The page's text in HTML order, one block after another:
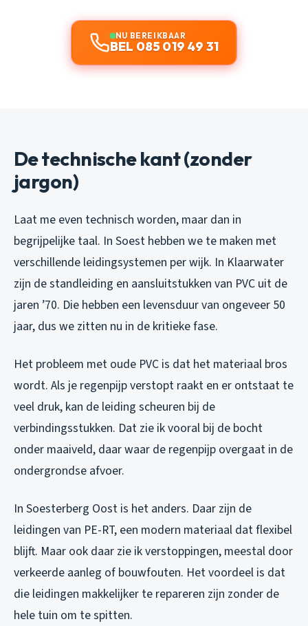
NU BEREIKBAAR
BEL 085 019 49 31
De technische kant (zonder
jargon)
Laat me even technisch worden, maar dan in
begrijpelijke taal. In Soest hebben we te maken met
verschillende leidingsystemen per wijk. In Klaarwater
zijn de standleiding en aansluitstukken van PVC uit de
jaren ’70. Die hebben een levensduur van ongeveer 50
jaar, dus we zitten nu in de kritieke fase.
Het probleem met oude PVC is dat het materiaal bros
wordt. Als je regenpijp verstopt raakt en er ontstaat te
veel druk, kan de leiding scheuren bij de
verbindingsstukken. Dat zie ik vooral bij de bocht
onder maaiveld, daar waar de regenpijp overgaat in de
ondergrondse afvoer.
In Soesterberg Oost is het anders. Daar zijn de
leidingen van PE-RT, een modern materiaal dat flexibel
blijft. Maar ook daar zie ik verstoppingen, meestal door
verkeerde aanleg of bouwfouten. Het voordeel is dat
die leidingen makkelijker te repareren zijn zonder de
hele tuin om te spitten.